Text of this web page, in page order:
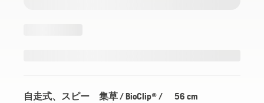
自走式、スピー
集草 / BioClip® /
56 cm